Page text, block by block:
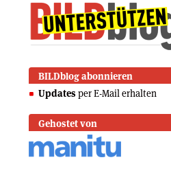
BILDblog abonnieren
Updates per E-Mail erhalten
Gehostet von